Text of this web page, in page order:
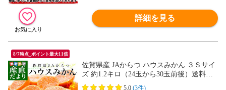
詳細を見る
8/7時点_ポイント最大11倍
佐賀県産 JAからつ ハウスみかん ３Ｓサイ
ズ 約1.2キロ（24玉から30玉前後）送料無
料 蜜柑 ミカン
5.0 (3件)